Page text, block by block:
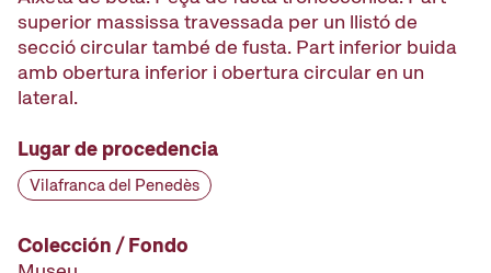
superior massissa travessada per un llistó de
secció circular també de fusta. Part inferior buida
amb obertura inferior i obertura circular en un
lateral.
Lugar de procedencia
Vilafranca del Penedès
Colección / Fondo